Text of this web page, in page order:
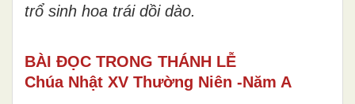
trổsinh hoa trái dồi dào.
BÀI ĐỌC TRONG THÁNH LỄ
Chúa Nhật XV Thường Niên -Năm A